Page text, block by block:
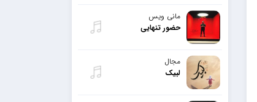
مانی ویس
حضور تنهایی
مجال
لبیک